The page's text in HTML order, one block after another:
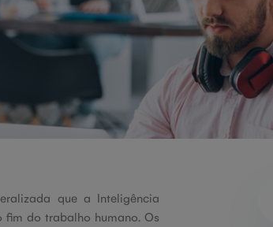
que a Inteligência
do trabalho humano. Os